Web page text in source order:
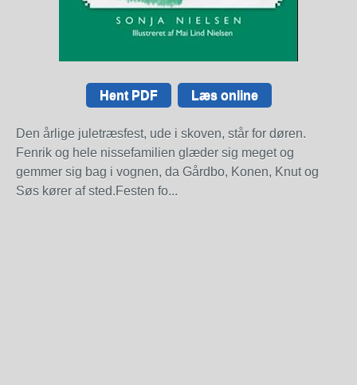
Hent PDF Læs online
Den årlige juletræsfest, ude i skoven, står for døren.
Fenrik og hele nissefamilien glæder sig meget og
gemmer sig bag i vognen, da Gårdbo, Konen, Knut og
Søs kører af sted.Festen fo...